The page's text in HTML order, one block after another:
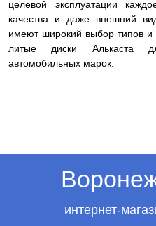
целевой эксплуатации
качества и даже внешний
имеют широкий выбор типов и
литые диски Алькаста
автомобильных марок.
интернет-